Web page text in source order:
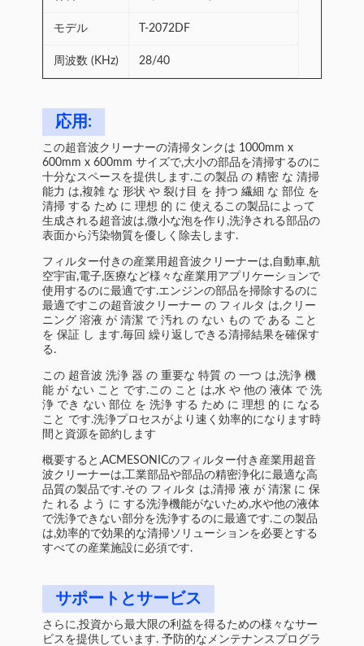
モデル T-2072DF
周波数 (KHz) 28/40
応用:
この超音波クリーナーの清掃タンクは 1000mm x
600mm x 600mm サイズで,大小の部品を清掃するのに
十分なスペースを提供します.この製品 の 精密 な 清掃
能力 は,複雑 な 形状 や 裂け目 を 持つ 繊細 な 部位 を
清掃 する ため に 理想 的 に 使えるこの製品によって
生成される超音波は,微小な泡を作り,洗浄される部品の
表面から汚染物質を優しく除去します.
フィルター付きの産業用超音波クリーナーは,自動車,航
空宇宙,電子,医療など様々な産業用アプリケーションで
使用するのに最適です.エンジンの部品を掃除するのに
最適ですこの超音波クリーナー の フィルタ は,クリー
ニング 溶液 が 清潔 で 汚れ の ない もの で ある こと
を 保証 し ます.毎回 繰り返しできる清掃結果を確保す
る.
この 超音波 洗浄 器 の 重要な 特質 の 一つ は,洗浄 機
能 が ない こと です.この こと は,水 や 他の 液体 で 洗
浄 でき ない 部位 を 洗浄 する ため に 理想 的 に なる
こと です.洗浄プロセスがより速く効率的になります時
間と資源を節約します
概要すると,ACMESONICのフィルター付き産業用超音
波クリーナーは,工業部品や部品の精密浄化に最適な高
品質の製品です.その フィルタ は,清掃 液 が 清潔 に 保
た れる よう に する洗浄機能がないため,水や他の液体
で洗浄できない部分を洗浄するのに最適です.この製品
は,効率的で効果的な清掃ソリューションを必要とする
すべての産業施設に必須です.
サポートとサービス
さらに,投資から最大限の利益を得るための様々なサー
ビスを提供しています. 予防的なメンテナンスプログラ